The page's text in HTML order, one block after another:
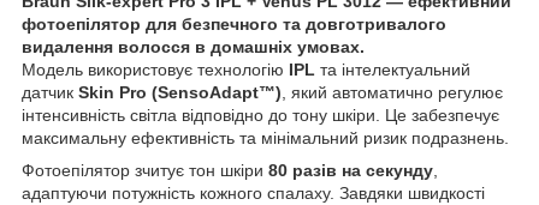
фотоепілятор для безпечного та довготривалого
видалення волосся в домашніх умовах.
Модель використовує технологію IPL та інтелектуальний
датчик Skin Pro (SensoAdapt™), який автоматично регулює
інтенсивність світла відповідно до тону шкіри. Це забезпечує
максимальну ефективність та мінімальний ризик подразнень.
Фотоепілятор зчитує тон шкіри 80 разів на секунду,
адаптуючи потужність кожного спалаху. Завдяки швидкості